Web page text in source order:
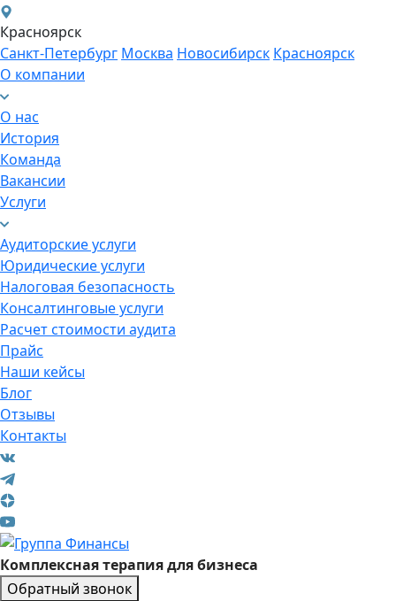
Красноярск
Санкт-Петербург Москва Новосибирск Красноярск
О компании
О нас
История
Команда
Вакансии
Услуги
Аудиторские услуги
Юридические услуги
Налоговая безопасность
Консалтинговые услуги
Расчет стоимости аудита
Прайс
Наши кейсы
Блог
Отзывы
Контакты
Комплексная терапия для бизнеса
Обратный звонок